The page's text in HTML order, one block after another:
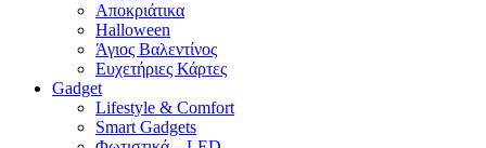
Αποκριάτικα
Halloween
Άγιος Βαλεντίνος
Ευχετήριες Κάρτες
Gadget
Lifestyle & Comfort
Smart Gadgets